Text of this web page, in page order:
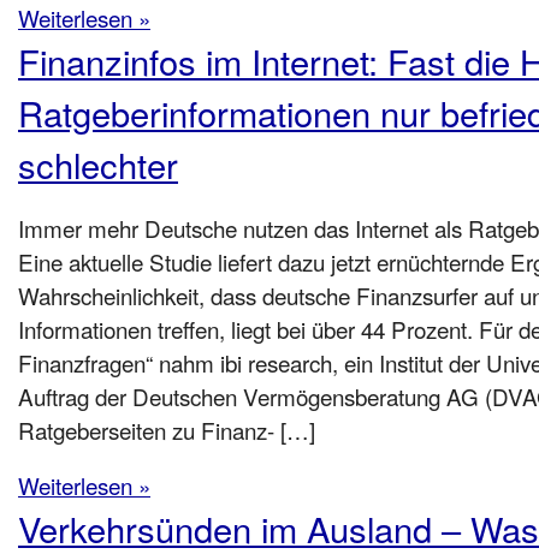
Weiterlesen »
Finanzinfos im Internet: Fast die
Ratgeberinformationen nur
schlechter
Immer mehr Deutsche nutzen das Internet als
Eine aktuelle Studie liefert dazu jetzt ernüchternde
Wahrscheinlichkeit, dass deutsche Finanzsurfer auf
Informationen treffen, liegt bei über 44 Prozent. Für
Finanzfragen“ nahm ibi research, ein Institut der
Auftrag der Deutschen Vermögensberatung AG
Ratgeberseiten zu Finanz- […]
Weiterlesen »
Verkehrsünden im Ausland –